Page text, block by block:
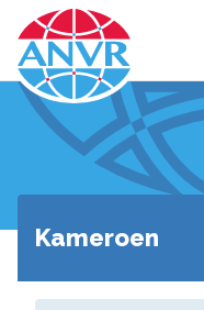
Kameroen